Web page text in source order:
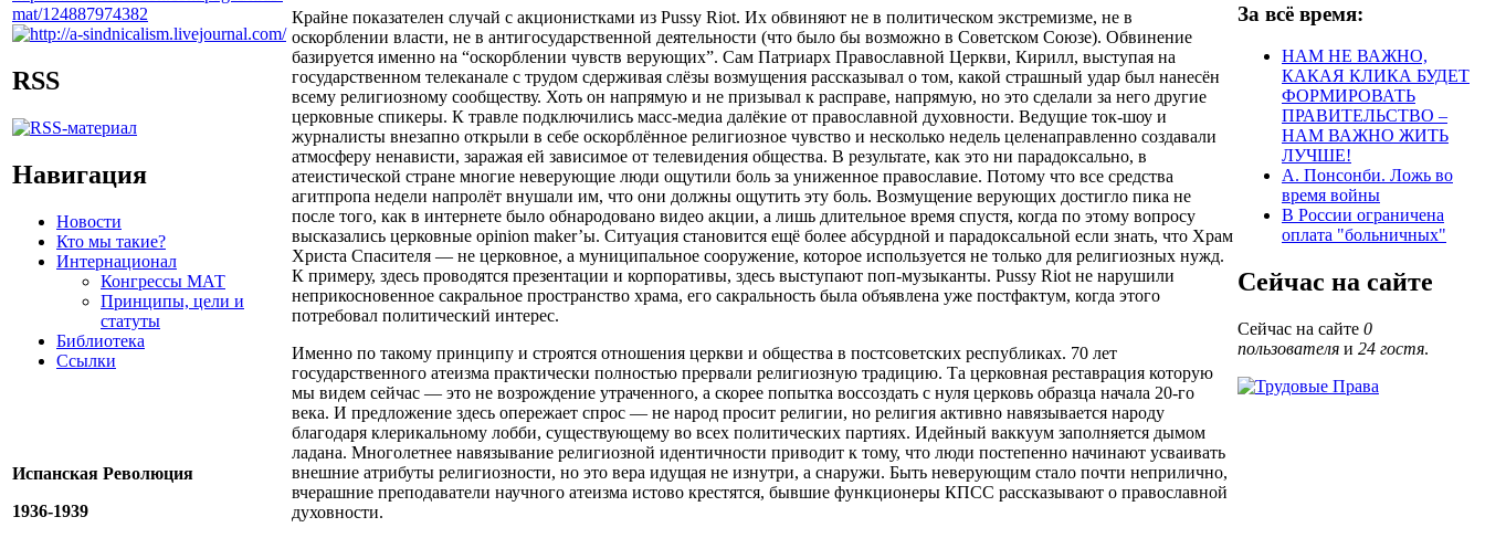
RSS
Навигация
Новости
Кто мы такие?
Интернационал
Конгрессы МАТ
Принципы, цели и
статуты
Библиотека
Ссылки
Испанская Революция
1936-1939
Крайне показателен случай с акционистками из Pussy Riot. Их обвиняют не в политическом экстремизме, не в
оскорблении власти, не в антигосударственной деятельности (что было бы возможно в Советском Союзе). Обвинение
базируется именно на “оскорблении чувств верующих”. Сам Патриарх Православной Церкви, Кирилл, выступая на
государственном телеканале с трудом сдерживая слёзы возмущения рассказывал о том, какой страшный удар был нанесён
всему религиозному сообществу. Хоть он напрямую и не призывал к расправе, напрямую, но это сделали за него другие
церковные спикеры. К травле подключились масс-медиа далёкие от православной духовности. Ведущие ток-шоу и
журналисты внезапно открыли в себе оскорблённое религиозное чувство и несколько недель целенаправленно создавали
атмосферу ненависти, заражая ей зависимое от телевидения общества. В результате, как это ни парадоксально, в
атеистической стране многие неверующие люди ощутили боль за униженное православие. Потому что все средства
агитпропа недели напролёт внушали им, что они должны ощутить эту боль. Возмущение верующих достигло пика не
после того, как в интернете было обнародовано видео акции, а лишь длительное время спустя, когда по этому вопросу
высказались церковные opinion maker’ы. Ситуация становится ещё более абсурдной и парадоксальной если знать, что Храм
Христа Спасителя — не церковное, а муниципальное сооружение, которое используется не только для религиозных нужд.
К примеру, здесь проводятся презентации и корпоративы, здесь выступают поп-музыканты. Pussy Riot не нарушили
неприкосновенное сакральное пространство храма, его сакральность была объявлена уже постфактум, когда этого
потребовал политический интерес.
Именно по такому принципу и строятся отношения церкви и общества в постсоветских республиках. 70 лет
государственного атеизма практически полностью прервали религиозную традицию. Та церковная реставрация которую
мы видем сейчас — это не возрождение утраченного, а скорее попытка воссоздать с нуля церковь образца начала 20-го
века. И предложение здесь опережает спрос — не народ просит религии, но религия активно навязывается народу
благодаря клерикальному лобби, существующему во всех политических партиях. Идейный ваккуум заполняется дымом
ладана. Многолетнее навязывание религиозной идентичности приводит к тому, что люди постепенно начинают усваивать
внешние атрибуты религиозности, но это вера идущая не изнутри, а снаружи. Быть неверующим стало почти неприлично,
вчерашние преподаватели научного атеизма истово крестятся, бывшие функционеры КПСС рассказывают о православной
духовности.
За всё время:
НАМ НЕ ВАЖНО,
КАКАЯ КЛИКА БУДЕТ
ФОРМИРОВАТЬ
ПРАВИТЕЛЬСТВО –
НАМ ВАЖНО ЖИТЬ
ЛУЧШЕ!
А. Понсонби. Ложь во
время войны
В России ограничена
оплата "больничных"
Сейчас на сайте
Сейчас на сайте 0
пользователя и 24 гостя.